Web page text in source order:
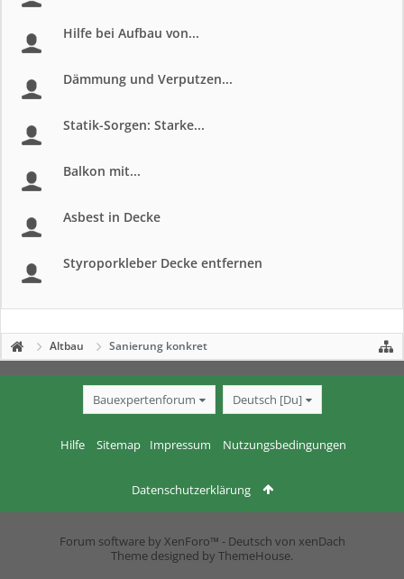
Hilfe bei Aufbau von...
Dämmung und Verputzen...
Statik-Sorgen: Starke...
Balkon mit...
Asbest in Decke
Styroporkleber Decke entfernen
Altbau Sanierung konkret
Bauexpertenforum Deutsch [Du]
Hilfe Sitemap Impressum Nutzungsbedingungen
Datenschutzerklärung
Forum software by XenForo™ - Deutsch von xenDach
Theme designed by ThemeHouse.